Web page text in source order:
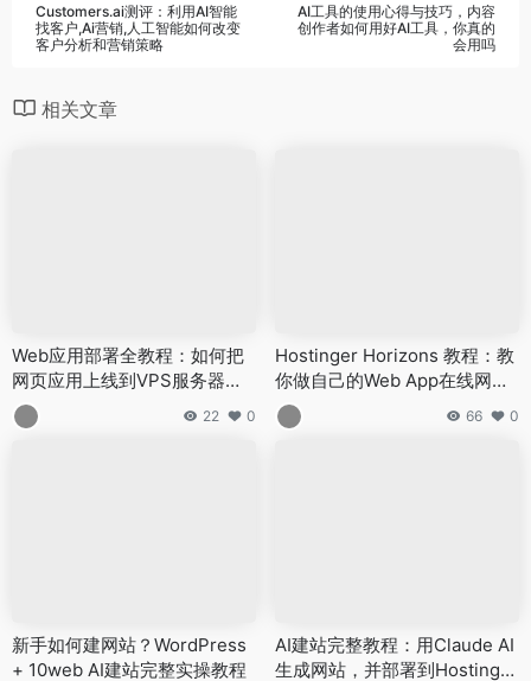
Customers.ai测评：利用AI智能
找客户,Ai营销,人工智能如何改变
客户分析和营销策略
AI工具的使用心得与技巧，内容
创作者如何用好AI工具，你真的
会用吗
相关文章
Web应用部署全教程：如何把
网页应用上线到VPS服务器并
绑定域名
22 0
Hostinger Horizons 教程：教
你做自己的Web App在线网页
小工具！
66 0
新手如何建网站？WordPress
+ 10web AI建站完整实操教程
AI建站完整教程：用Claude AI
生成网站，并部署到Hostinger